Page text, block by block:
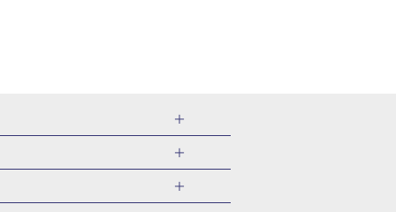
阜県
愛知県
愛媛県 中国
・旅館